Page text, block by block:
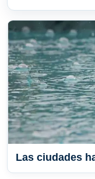
Las ciudades